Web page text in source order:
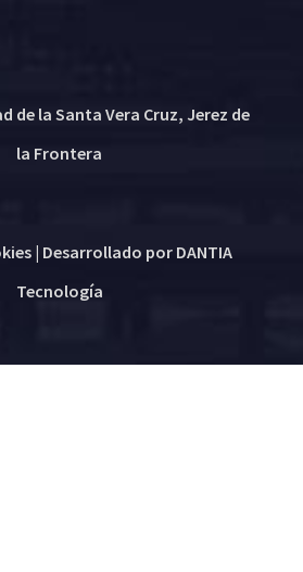
de la Santa Vera Cruz, Jerez de
la Frontera
| Desarrollado por DANTIA
Tecnología